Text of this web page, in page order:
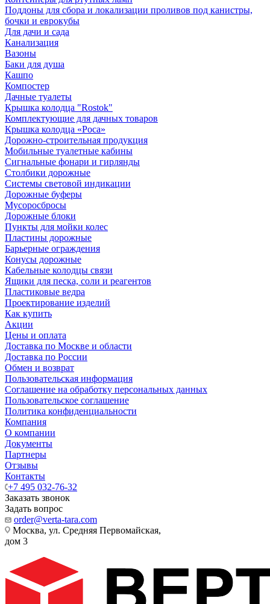
Поддоны для сбора и локализации проливов под канистры,
бочки и еврокубы
Для дачи и сада
Канализация
Вазоны
Баки для душа
Кашпо
Компостер
Дачные туалеты
Крышка колодца "Rostok"
Комплектующие для дачных товаров
Крышка колодца «Роса»
Дорожно-строительная продукция
Мобильные туалетные кабины
Сигнальные фонари и гирлянды
Столбики дорожные
Системы световой индикации
Дорожные буферы
Мусоросбросы
Дорожные блоки
Пункты для мойки колес
Пластины дорожные
Барьерные ограждения
Конусы дорожные
Кабельные колодцы связи
Ящики для песка, соли и реагентов
Пластиковые ведра
Проектирование изделий
Как купить
Акции
Цены и оплата
Доставка по Москве и области
Доставка по России
Обмен и возврат
Пользовательская информация
Соглашение на обработку персональных данных
Пользовательское соглашение
Политика конфиденциальности
Компания
О компании
Документы
Партнеры
Отзывы
Контакты
+7 495 032-76-32
Заказать звонок
Задать вопрос
order@verta-tara.com
Москва, ул. Средняя Первомайская,
дом 3